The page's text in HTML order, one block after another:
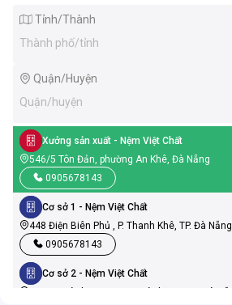
Tỉnh/Thành
Thành phố/tỉnh
Quận/Huyện
Quận/huyện
Xưởng sản xuất - Nệm Việt Chất
546/5 Tôn Đản, phường An Khê, Đà Nẵng
0905678143
Cơ sở 1 - Nệm Việt Chất
448 Điện Biên Phủ , P. Thanh Khê, TP. Đà Nẵng
0905678143
Cơ sở 2 - Nệm Việt Chất